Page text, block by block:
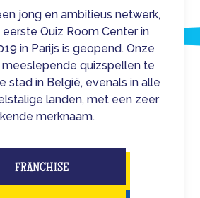
jong en ambitieus netwerk,
Quiz Room Center in
in Parijs is geopend. Onze
quizspellen te
stad in België, evenals in alle
landen, met een zeer
merknaam.
FRANCHISE